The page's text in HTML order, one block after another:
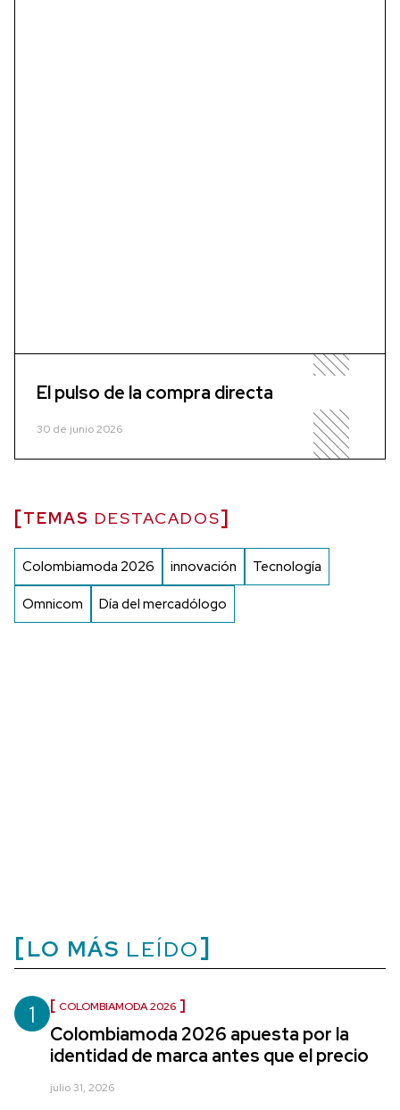
El pulso de la compra directa
30 de junio 2026
TEMAS DESTACADOS
Colombiamoda 2026 innovación Tecnología
Omnicom Día del mercadólogo
LO MÁS LEÍDO
1 COLOMBIAMODA 2026
Colombiamoda 2026 apuesta por la
identidad de marca antes que el precio
julio 31, 2026